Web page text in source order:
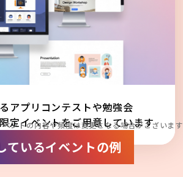
アプリコンテストや勉強会
定イベントをご用意しています
ントの内容や頻度は変更となる場合がございます
ているイベントの例